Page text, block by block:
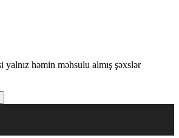
həmin məhsulu almış şəxslər